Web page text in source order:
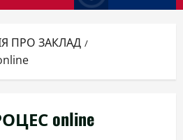
ПРО ЗАКЛАД
online